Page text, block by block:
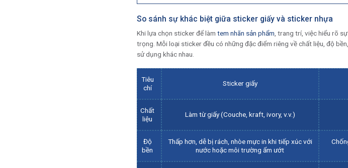
So sánh sự khác biệt giữa sticker giấy và sticker nhựa
Khi lựa chọn sticker để làm tem nhãn sản phẩm , trang trí, việc hiểu rõ
trọng. Mỗi loại sticker đều có những đặc điểm riêng về chất liệu, độ
sử dụng khác nhau.
Tiêu
chí
Sticker giấy
Chất
liệu
Làm từ giấy (Couche, kraft, ivory, v.v.)
Độ
bền
Thấp hơn, dễ bị rách, nhòemực in khi tiếp xúc với
nước hoặc môi trường ẩm ướt